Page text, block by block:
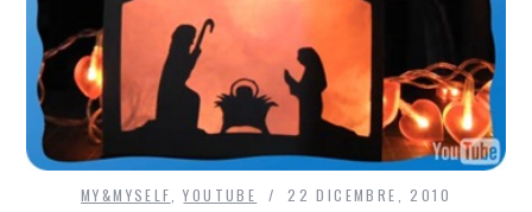
MY&MYSELF ,YOUTUBE 22 DICEMBRE, 2010